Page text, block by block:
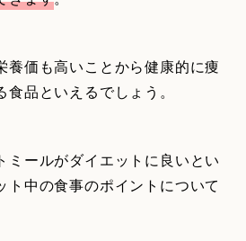
養価も高いことから健康的に痩
品といえるでしょう。
ミールがダイエットに良いとい
ト中の食事のポイントについて